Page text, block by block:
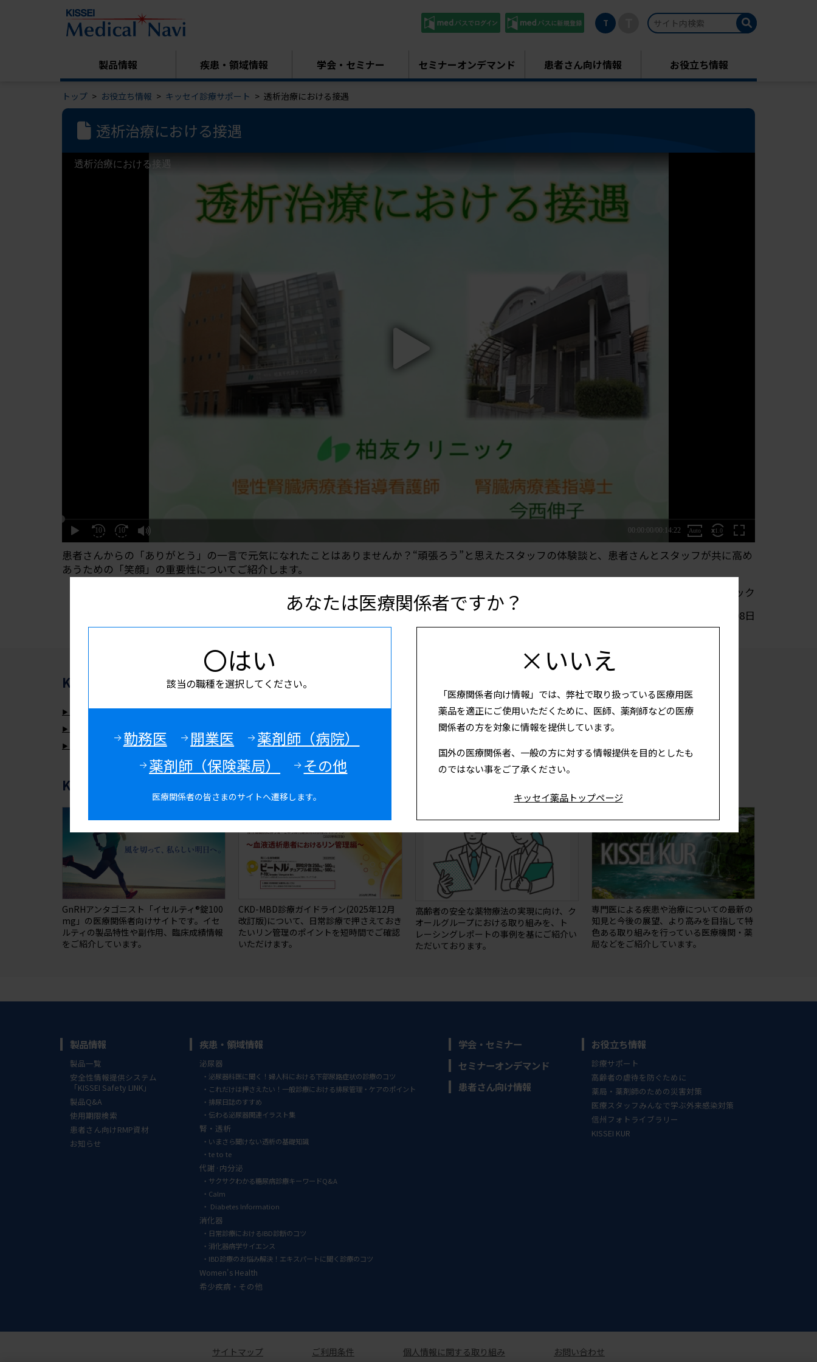
T
製品情報 疾患・領域情報 学会・セミナー セミナーオンデマンド 患者さん向け情報 お役立ち情報
トップ お役立ち情報 キッセイ診療サポート 透析治療における接遇
透析治療における接遇
患者さんからの「ありがとう」の一言で元気になれたことはありませんか？“頑張ろう”と思えたスタッフの体験談と、患者さんとスタッフが共に高め
あうための「笑顔」の重要性についてご紹介します。
今西 伸子 先生 医療法人柏友会 柏友クリニック
2021年02月08日
KISSEI Medical Navi腎·透析の関連情報のご紹介
ピートルの製品情報ページはこちら
ウパシタの製品情報ページはこちら
KISSEI Medical Navi
GnRHアンタゴニスト「イセルティ®錠100
mg」の医療関係者向けサイトです。イセ
ルティの製品特性や副作用、臨床成績情報
をご紹介しています。
CKD-MBD診療ガイドライン(2025年12月
改訂版)について、日常診療で押さえておき
たいリン管理のポイントを短時間でご確認
いただけます。
高齢者の安全な薬物療法の実現に向け、ク
オールグループにおける取り組みを、ト
レーシングレポートの事例を基にご紹介い
ただいております。
専門医による疾患や治療についての最新の
知⾒と今後の展望、より⾼みを目指して特
⾊ある取り組みを⾏っている医療機関・薬
局などをご紹介しています。
製品情報
製品一覧
安全性情報提供システム
「KISSEI Safety LINK」
製品Q&A
使用期限検索
患者さん向けRMP資材
お知らせ
疾患・領域情報
泌尿器
泌尿器科医に聞く！婦人科における下部尿路症状の診療のコツ
これだけは押さえたい！一般診療における排尿管理・ケアのポイント
排尿日誌のすすめ
伝わる泌尿器関連イラスト集
腎・透析
いまさら聞けない透析の基礎知識
te to te
代謝·内分泌
サクサクわかる糖尿病診療キーワードQ&A
Calm
Diabetes Information
消化器
日常診療におけるIBD診断のコツ
消化器病学サイエンス
IBD診療のお悩み解決！エキスパートに聞く診療のコツ
Women's Health
希少疾病・その他
学会・セミナー
セミナーオンデマンド
患者さん向け情報
お役立ち情報
診療サポート
高齢者の虐待を防ぐために
薬局・薬剤師のための災害対策
医療スタッフみんなで学ぶ外来感染対策
信州フォトライブラリー
KISSEI KUR
サイトマップ ご利用条件 個人情報に関する取り組み お問い合わせ
あなたは医療関係者ですか？
〇はい
該当の職種を選択してください。
勤務医 開業医
薬剤師（病院）
薬剤師（保険薬局）
その他
医療関係者の皆さまのサイトへ遷移します。
×いいえ
「医療関係者向け情報」では、弊社で取り扱っている医療用医
薬品を適正にご使用いただくために、医師、薬剤師などの医療
関係者の方を対象に情報を提供しています。
国外の医療関係者、一般の方に対する情報提供を目的としたも
のではない事をご了承ください。
キッセイ薬品トップページ